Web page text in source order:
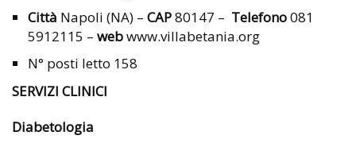
Città Napoli (NA) – CAP80147 – Telefono081
5912115 – webwww.villabetania.org
N° posti letto 158
SERVIZI CLINICI
Diabetologia